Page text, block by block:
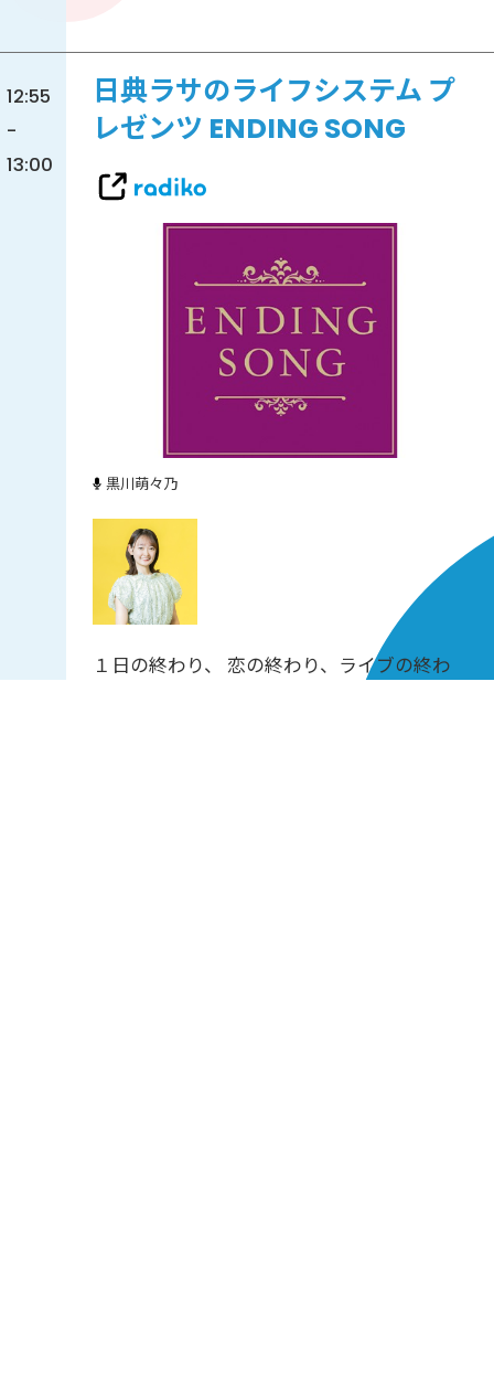
12:55
-
13:00
日典ラサのライフシステム プ
レゼンツ ENDING SONG
黒川萌々乃
１日の終わり、 恋の終わり、ライブの終わ